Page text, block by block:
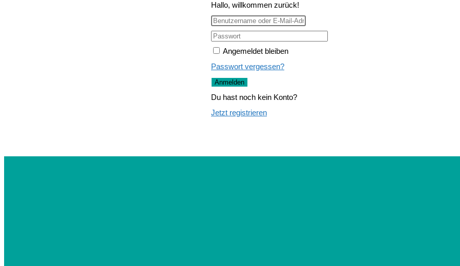
Hallo, willkommen zurück!
Angemeldet bleiben
Passwort vergessen?
Anmelden
Du hast noch kein Konto?
Jetzt registrieren